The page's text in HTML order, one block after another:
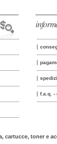
f.a.q. -
cartucce, toner e